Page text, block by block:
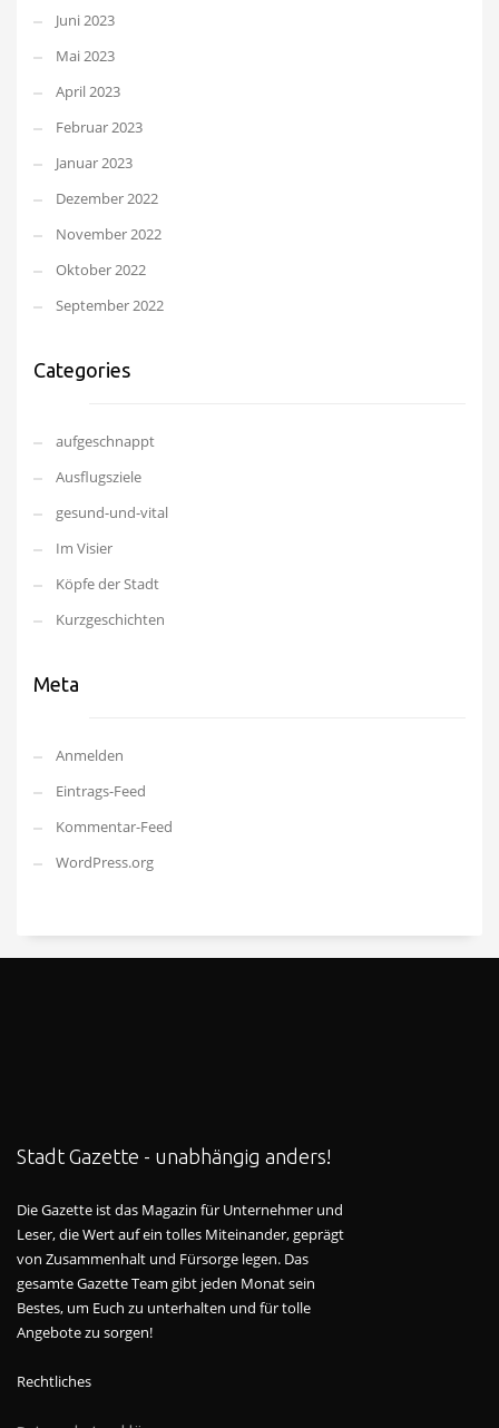
Juni 2023
Mai 2023
April 2023
Februar 2023
Januar 2023
Dezember 2022
November 2022
Oktober 2022
September 2022
Categories
aufgeschnappt
Ausflugsziele
gesund-und-vital
Im Visier
Köpfe der Stadt
Kurzgeschichten
Meta
Anmelden
Eintrags-Feed
Kommentar-Feed
WordPress.org
Stadt Gazette - unabhängig anders!
Die Gazette ist das Magazin für Unternehmer und
Leser, die Wert auf ein tolles Miteinander, geprägt
von Zusammenhalt und Fürsorge legen. Das
gesamte Gazette Team gibt jeden Monat sein
Bestes, um Euch zu unterhalten und für tolle
Angebote zu sorgen!
Rechtliches